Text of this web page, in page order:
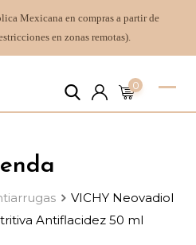
Mexicana en compras a partir de
en zonas remotas).
0
VICHY Neovadiol
Antiflacidez 50 ml